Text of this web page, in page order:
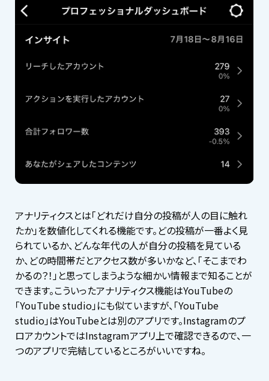
アナリティクスとは「どれだけ自分の投稿が人の目に触れ
たか」を数値化してくれる機能です。どの投稿が一番よく見
られているか、どんな年代の人が自分の投稿を見ている
か、どの時間帯だとアクセス数が多いかなど、「そこまでわ
かるの？！」と思ってしまうような細かい情報まで知ることが
できます。こういったアナリティクス機能はYouTubeの
「YouTube studio」にも似ていますが、「YouTube
studio」はYouTubeとは別のアプリです。Instagramのプ
ロアカウントではInstagramアプリ上で確認できるので、一
つのアプリで完結しているところがいいですね。